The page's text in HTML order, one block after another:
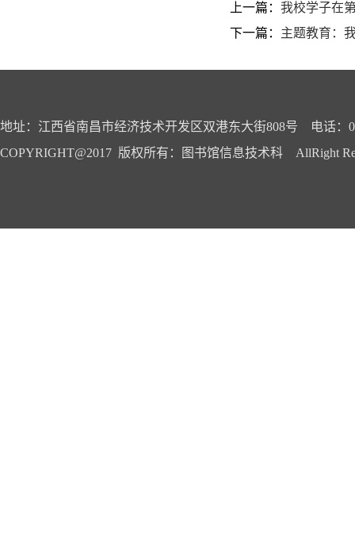
上一篇： 我校学子在
下一篇： 主题教育：
地址：江西省南昌市经济技术开发区双港东大街808号 电话：
COPYRIGHT@2017 版权所有：图书馆信息技术科 AllRight